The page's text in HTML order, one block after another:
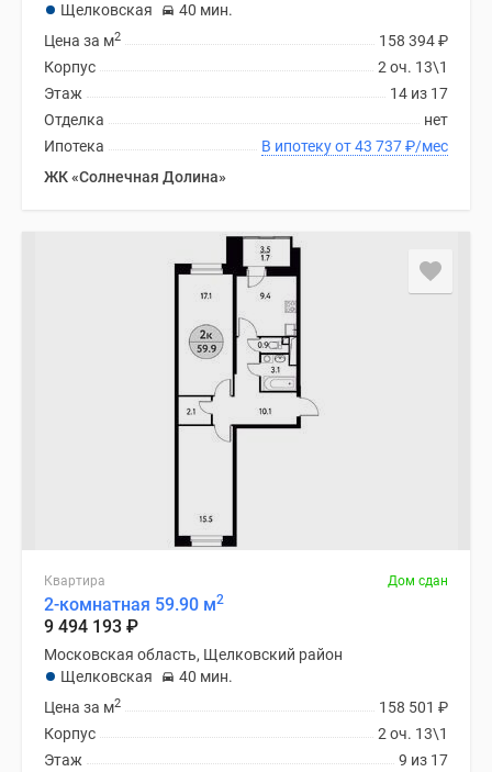
Щелковская
40 мин.
158 394₽
Цена за м2
2 оч. 13\1
Корпус
14 из 17
Этаж
нет
Отделка
В ипотеку от 43 737₽/мес
Ипотека
ЖК «Солнечная Долина»
Квартира Дом сдан
2-комнатная 59.90 м2
9 494 193 ₽
Московская область, Щелковский район
Щелковская
40 мин.
158 501 ₽
Цена за м2
2 оч. 13\1
Корпус
9 из 17
Этаж